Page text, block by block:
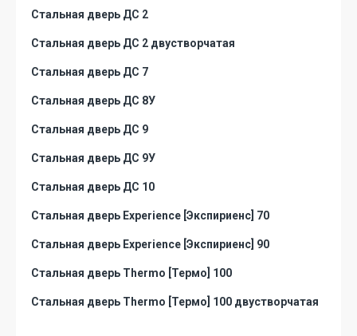
Стальная дверь ДС 2
Стальная дверь ДС 2 двустворчатая
Стальная дверь ДС 7
Стальная дверь ДС 8У
Стальная дверь ДС 9
Стальная дверь ДС 9У
Стальная дверь ДС 10
Стальная дверь Experience [Экспириенс] 70
Стальная дверь Experience [Экспириенс] 90
Стальная дверь Thermo [Термо] 100
Стальная дверь Thermo [Термо] 100 двустворчатая